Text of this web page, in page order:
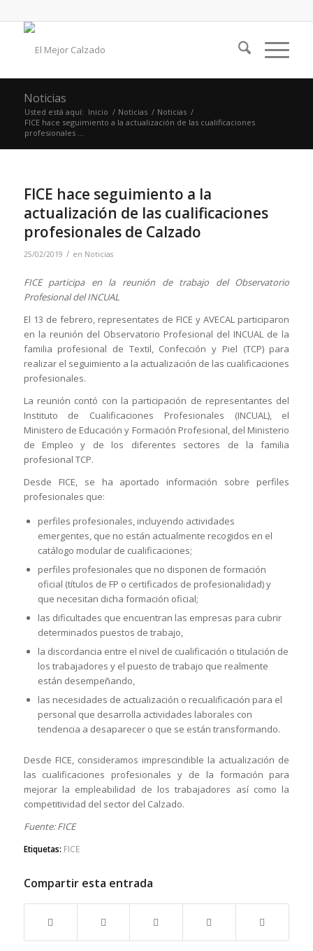
Noticias
Usted está aquí: Inicio / Noticias / Noticias /
FICE hace seguimiento a la actualización de las cualificaciones
profesionales ...
FICE hace seguimiento a la
actualización de las cualificaciones
profesionales de Calzado
25/02/2019 / en Noticias
FICE participa en la reunión de trabajo del Observatorio
Profesional del INCUAL
El 13 de febrero, representates de FICE y AVECAL participaron
en la reunión del Observatorio Profesional del INCUAL de la
familia profesional de Textil, Confección y Piel (TCP) para
realizar el seguimiento a la actualización de las cualificaciones
profesionales.
La reunión contó con la participación de representantes del
Instituto de Cualificaciones Profesionales (INCUAL), el
Ministero de Educación y Formación Profesional, del Ministerio
de Empleo y de los diferentes sectores de la familia
profesional TCP.
Desde FICE, se ha aportado información sobre perfiles
profesionales que:
perfiles profesionales, incluyendo actividades
emergentes, que no están actualmente recogidos en el
catálogo modular de cualificaciones;
perfiles profesionales que no disponen de formación
oficial (títulos de FP o certificados de profesionalidad) y
que necesitan dicha formación oficial;
las dificultades que encuentran las empresas para cubrir
determinados puestos de trabajo,
la discordancia entre el nivel de cualificación o titulación de
los trabajadores y el puesto de trabajo que realmente
están desempeñando,
las necesidades de actualización o recualificación para el
personal que desarrolla actividades laborales con
tendencia a desaparecer o que se están transformando.
Desde FICE, consideramos imprescindible la actualización de
las cualificaciones profesionales y de la formación para
mejorar la empleabilidad de los trabajadores así como la
competitividad del sector del Calzado.
Fuente: FICE
Etiquetas: FICE
Compartir esta entrada